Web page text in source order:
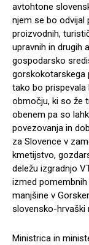
avtohtone
njem se bo odvijal
proizvodnih,
upravnih in drugih
gospodarsko
gorskokotarskega
tako bo
območju, ki so že
obenem pa so
povezovanja in
za Slovence v
kmetijstvo,
deležu izgradnjo
izmed
manjšine v
slovensko-hrvaški
Ministrica in